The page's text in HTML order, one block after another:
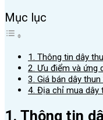
Mục lục
1. Thông tin dây
2. Ưu điểm và ứng
3. Giá bán dây thun
4. Địa chỉ mua dây
1. Thông tin